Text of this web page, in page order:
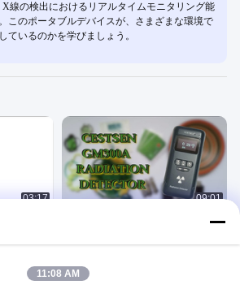
X線の検出におけるリアルタイムモニタリング能
このポータブルデバイスが、さまざまな環境で
ているのかを学びましょう。
03:17
オプ
ニタリン
09:01
核放射線検出器は様々なアイテムを
August 26, 2025
11:08 AM